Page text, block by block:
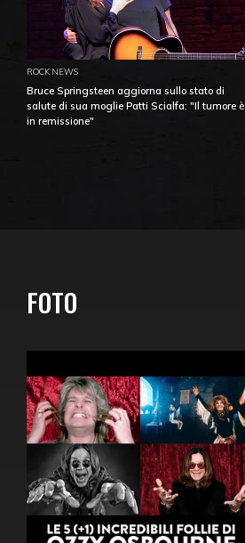
ROCK NEWS
Bruce Springsteen aggiorna sullo stato di
salute di sua moglie Patti Scialfa: "Il tumore è
in remissione"
FOTO